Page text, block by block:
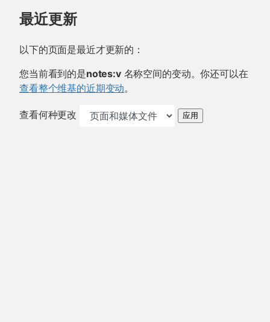
最近更新
以下的页面是最近才更新的：
您当前看到的是notes:v名称空间的变动。你还可以在
查看整个维基的近期变动。
查看何种更改 应用